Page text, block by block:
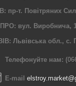
пр-т. Повітряних
вул. Виробнича,
Львівська обл., с.
Телефонуйте нам:
E-maіl